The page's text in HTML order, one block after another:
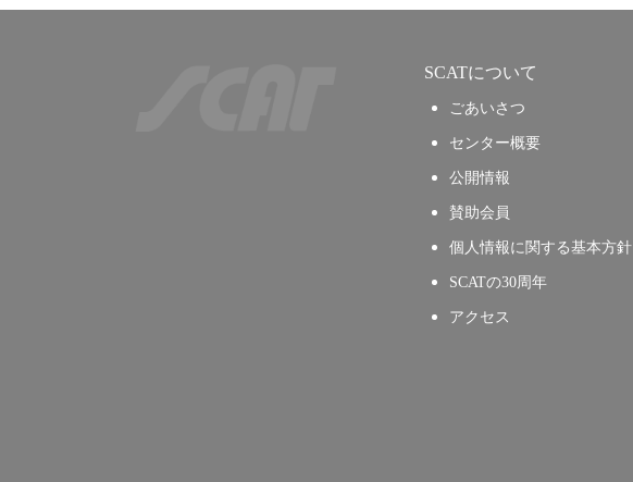
SCATについて
ごあいさつ
センター概要
公開情報
賛助会員
個人情報に関する基本方針
SCATの30周年
アクセス